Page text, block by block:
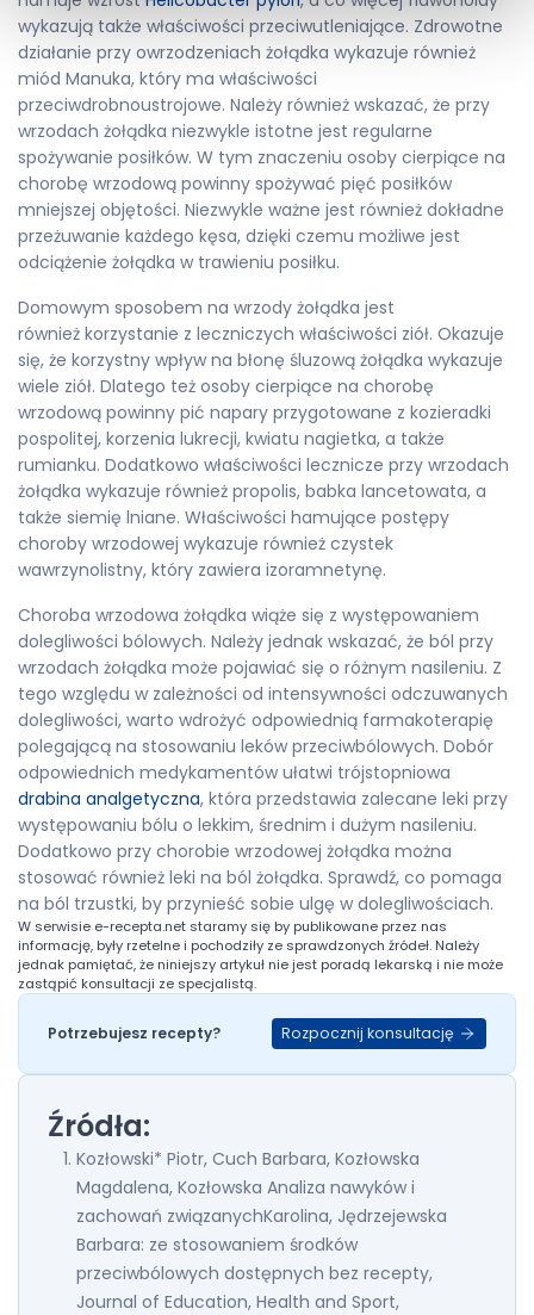
wykazują także właściwości przeciwutleniające. Zdrowotne
działanie przy owrzodzeniach żołądka wykazuje również
miód Manuka, który ma właściwości
przeciwdrobnoustrojowe. Należy również wskazać, że przy
wrzodach żołądka niezwykle istotne jest regularne
spożywanie posiłków. W tym znaczeniu osoby cierpiące na
chorobę wrzodową powinny spożywać pięć posiłków
mniejszej objętości. Niezwykle ważne jest również dokładne
przeżuwanie każdego kęsa, dzięki czemu możliwe jest
odciążenie żołądka w trawieniu posiłku.
Domowym sposobem na wrzody żołądka jest
również korzystanie z leczniczych właściwości ziół. Okazuje
się, że korzystny wpływ na błonę śluzową żołądka wykazuje
wiele ziół. Dlatego też osoby cierpiące na chorobę
wrzodową powinny pić napary przygotowane z kozieradki
pospolitej, korzenia lukrecji, kwiatu nagietka, a także
rumianku. Dodatkowo właściwości lecznicze przy wrzodach
żołądka wykazuje również propolis, babka lancetowata, a
także siemię lniane. Właściwości hamujące postępy
choroby wrzodowej wykazuje również czystek
wawrzynolistny, który zawiera izoramnetynę.
Choroba wrzodowa żołądka wiąże się z występowaniem
dolegliwości bólowych. Należy jednak wskazać, że ból przy
wrzodach żołądka może pojawiać się o różnym nasileniu. Z
tego względu w zależności od intensywności odczuwanych
dolegliwości, warto wdrożyć odpowiednią farmakoterapię
polegającą na stosowaniu leków przeciwbólowych. Dobór
odpowiednich medykamentów ułatwi trójstopniowa
drabina analgetyczna, która przedstawia zalecane leki przy
występowaniu bólu o lekkim, średnim i dużym nasileniu.
Dodatkowo przy chorobie wrzodowej żołądka można
stosować również leki na ból żołądka. Sprawdź, co pomaga
na ból trzustki, by przynieść sobie ulgę w dolegliwościach.
W serwisie e-recepta.net staramy się by publikowane przez nas
informację, były rzetelne i pochodziły ze sprawdzonych źródeł. Należy
jednak pamiętać, że niniejszy artykuł nie jest poradą lekarską i nie może
zastąpić konsultacji ze specjalistą.
Potrzebujesz recepty? Rozpocznij konsultację
Źródła:
Kozłowski* Piotr, Cuch Barbara, Kozłowska
Magdalena, Kozłowska Analiza nawyków i
zachowań związanychKarolina, Jędrzejewska
Barbara: ze stosowaniem środków
przeciwbólowych dostępnych bez recepty,
Journal of Education, Health and Sport,